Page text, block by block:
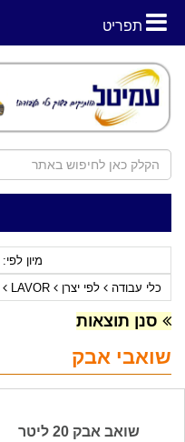
תפריט
מיון לפי:
כלי עבודה
לפי יצרן LAVOR
סנן תוצאות
שואבי אבק
שואב אבק 20 ליטר